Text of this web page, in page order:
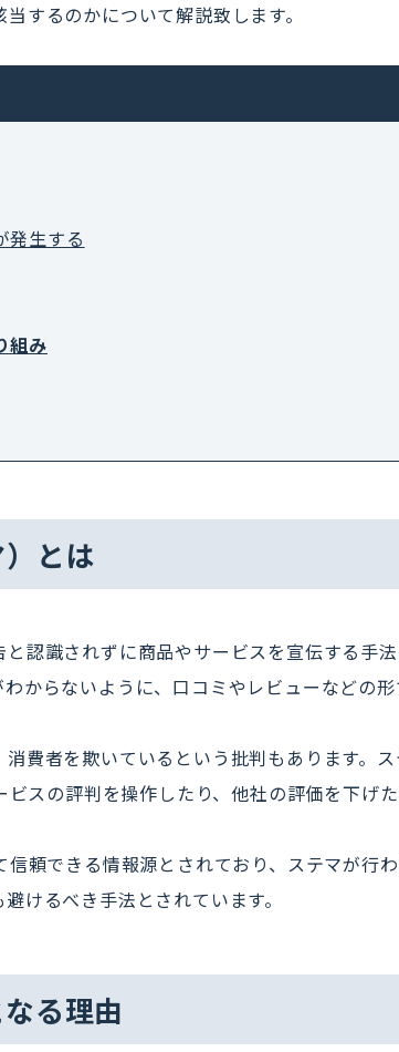
するのかについて解説致します。
発生する
組み
とは
認識されずに商品やサービスを宣伝する手
からないように、口コミやレビューなどの
費者を欺いているという批判もあります。
スの評判を操作したり、他社の評価を下げ
頼できる情報源とされており、ステマが行
けるべき手法とされています。
る理由